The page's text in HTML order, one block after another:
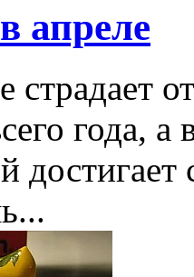
апреле
года,
достигает